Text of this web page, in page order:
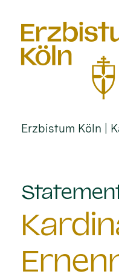
Erzbistum Köln |